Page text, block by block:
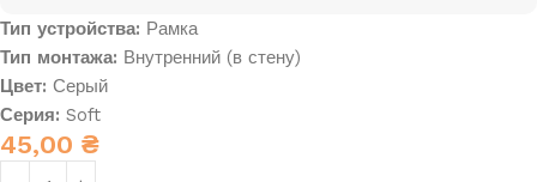
Тип устройства: Рамка
Тип монтажа: Внутренний (в стену)
Цвет: Серый
Серия: Soft
45,00 ₴